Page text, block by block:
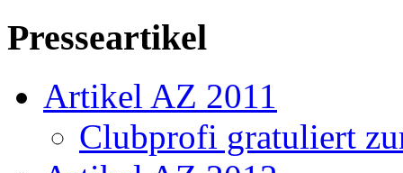
Presseartikel
Artikel AZ 2011
Clubprofi gratuliert